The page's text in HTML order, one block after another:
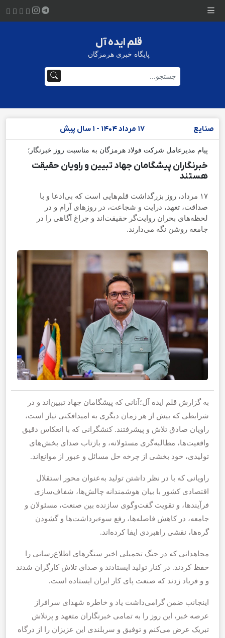
قلم ایده آل
پایگاه خبری هرمزگان
صنایع 17 مرداد 1404 - 1 سال پیش
پیام مدیرعامل شرکت فولاد هرمزگان به مناسبت روز خبرنگار؛
خبرنگاران پیشگامان جهاد تبیین و راویان حقیقت
هستند
۱۷ مرداد، روز بزرگداشت قلم‌هایی است که بی‌ادعا‌ و با
صداقت، تعهد، درایت و شجاعت، در روزهای آرام و در
لحظه‌های بحران روایت‌گر حقیقت‌اند و چراغ آگاهی را در
جامعه روشن نگه می‌دارند.
به گزارش قلم ایده آل؛آنانی که پیشگامان جهاد تبیین‌اند و در
شرایطی که بیش از هر زمان دیگری به امیدافکنی نیاز است،
راویان صادق تلاش و پیشرفتند. کنشگرانی که با انعکاس دقیق
واقعیت‌ها، مطالبه‌گری مسئولانه، و بازتاب صدای بخش‌های
تولیدی، خود بخشی از چرخه حل مسائل و عبور از موانع‌اند.
راویانی که با در نظر داشتن تولید به‌عنوان محور استقلال
اقتصادی کشور با بیان هوشمندانه چالش‌ها، شفاف‌سازی
فرآیندها، و تقویت گفت‌وگوی سازنده بین صنعت، مسئولان و
جامعه، در کاهش فاصله‌ها، رفع سوء‌برداشت‌ها و گشودن
گره‌ها، نقشی راهبردی ایفا کرده‌اند.
مجاهدانی که در جنگ تحمیلی اخیر سنگرهای اطلاع‌رسانی را
حفظ کردند. در کنار تولید ایستادند و صدای تلاش کارگران شدند
و و فریاد زدند که صنعت پای کار ایران ایستاده است.
اینجانب ضمن گرامی‌داشت یاد و خاطره شهدای سرافراز
عرصه خبر، این روز را به تمامی خبرنگاران متعهد و پرتلاش
تبریک عرض می‌کنم و توفیق و سربلندی‌ این عزیزان را از درگاه